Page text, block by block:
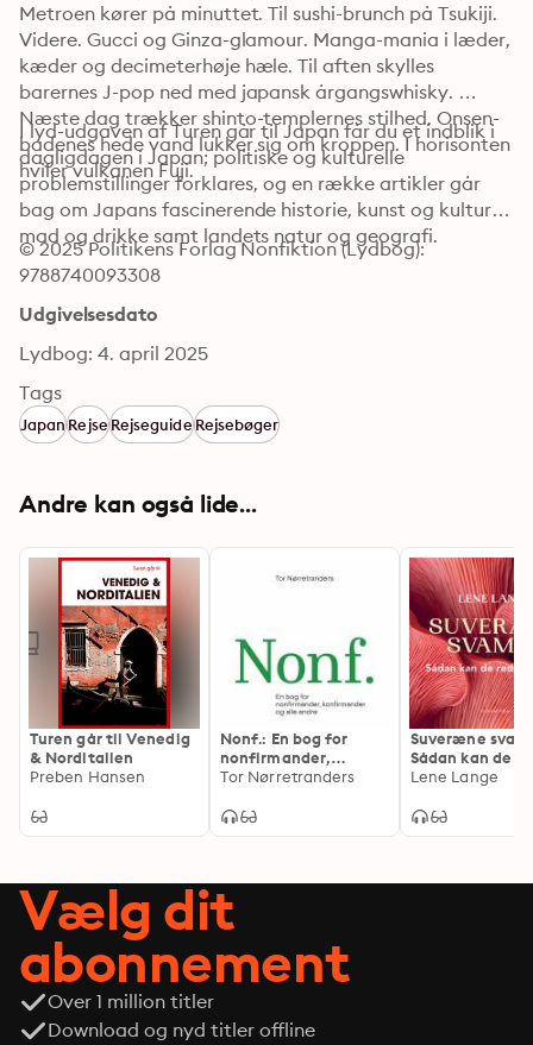
Metroen kører på minuttet. Til sushi-brunch på Tsukiji.
Videre. Gucci og Ginza-glamour. Manga-mania i læder,
kæder og decimeterhøje hæle. Til aften skylles
barernes J-pop ned med japansk årgangswhisky.
Næste dag trækker shinto-templernes stilhed. Onsen-
badenes hede vand lukker sig om kroppen. I horisonten
hviler vulkanen Fuji.
I lyd-udgaven af Turen går til Japan får du et indblik i
dagligdagen i Japan; politiske og kulturelle
problemstillinger forklares, og en række artikler går
bag om Japans fascinerende historie, kunst og kultur,
mad og drikke samt landets natur og geografi.
© 2025 Politikens Forlag Nonfiktion (Lydbog):
9788740093308
Udgivelsesdato
Lydbog: 4. april 2025
Tags
JapanRejseRejseguideRejsebøger
Andre kan også lide...
Turen går til Venedig
& Norditalien
Preben Hansen
Nonf.: En bog for
nonfirmander,
konfirmander og
Tor Nørretranders
Suveræne
Sådan kan de
verden
Lene Lange
Vælg dit
abonnement
Over 1 million titler
Download og nyd titler offline